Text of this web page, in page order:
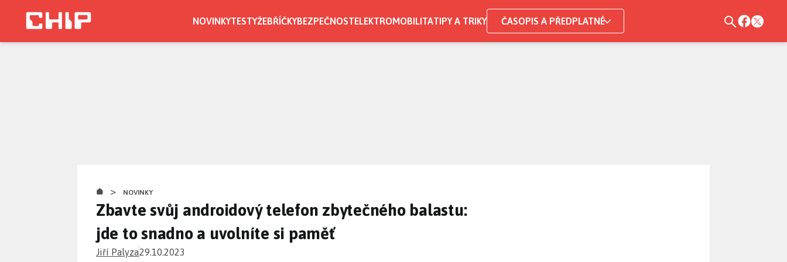
NOVINKYTESTYŽEBŘÍČKYBEZPEČNOSTELEKTROMOBILITATIPY A TRIKY ČASOPIS A PŘEDPLATNÉ
> NOVINKY
Zbavte svůj androidový telefon zbytečného balastu:
jde to snadno a uvolníte si paměť
Jiří Palyza29.10.2023